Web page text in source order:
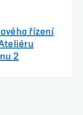
řízení
2